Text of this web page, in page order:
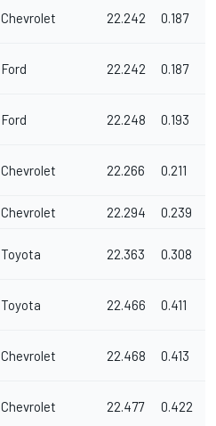
Chevrolet 22.242 0.187
Ford 22.242 0.187
Ford 22.248 0.193
Chevrolet 22.266 0.211
Chevrolet 22.294 0.239
Toyota 22.363 0.308
Toyota 22.466 0.411
Chevrolet 22.468 0.413
Chevrolet 22.477 0.422